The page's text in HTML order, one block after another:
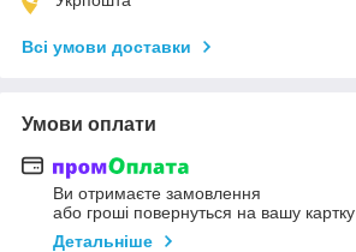
Всі умови доставки
Умови оплати
Ви отримаєте замовлення
або гроші повернуться на вашу картку
Детальніше